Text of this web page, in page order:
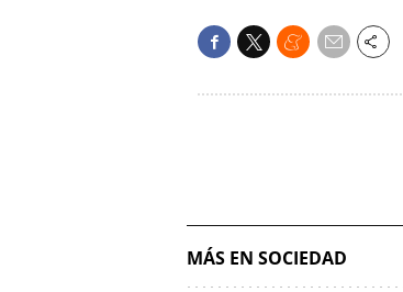
MÁS EN SOCIEDAD